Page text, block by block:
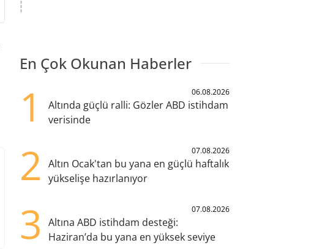
En Çok Okunan Haberler
1 06.08.2026
Altında güçlü ralli: Gözler ABD istihdam
verisinde
2 07.08.2026
Altın Ocak'tan bu yana en güçlü haftalık
yükselişe hazırlanıyor
3 07.08.2026
Altına ABD istihdam desteği:
Haziran’da bu yana en yüksek seviye